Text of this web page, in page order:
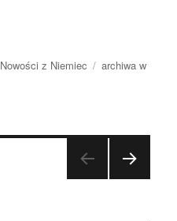
Kategorie
Nowości z Niemiec Tagi
archiwa w